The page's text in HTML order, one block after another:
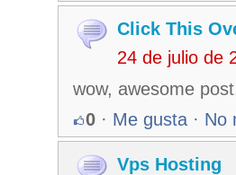
Click This
24 de julio de
wow, awesome
0 · Me gusta · No
Vps Hosting